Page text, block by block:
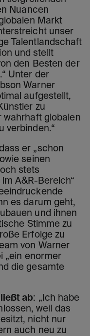
Nuancen
Markt
unser
Talentlandschaft
und stellt
den Besten der
Unter der
Warner
aufgestellt,
zu
wahrhaft globalen
verbinden.“
er „schon
seinen
stets
A&R-Bereich“
es darum geht,
und ihnen
Stimme zu
Erfolge zu
von Warner
„ein enormer
die gesamte
ab: „Ich habe
weil das
nicht nur
auch neu zu